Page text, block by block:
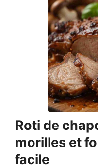
Roti de
morilles et
facile